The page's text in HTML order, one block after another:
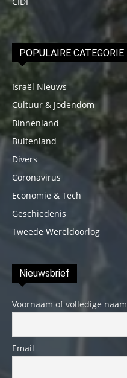
POPULAIRE CATEGORIE
Israël Nieuws
Cultuur & Jodendom
Binnenland
Buitenland
Divers
Coronavirus
Economie & Tech
Geschiedenis
Tweede Wereldoorlog
Nieuwsbrief
Voornaam of volledige naam
Email